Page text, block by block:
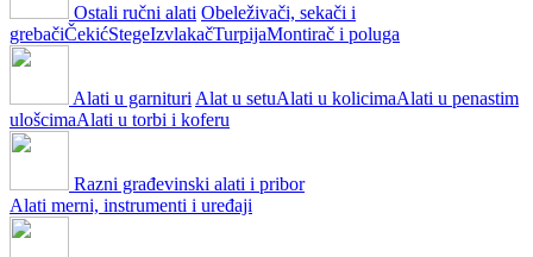
Ostali ručni alati Obeleživači, sekači i
grebačiČekićStegeIzvlakačTurpijaMontirač i poluga
Alati u garnituri Alat u setuAlati u kolicimaAlati u penastim
ulošcimaAlati u torbi i koferu
Razni građevinski alati i pribor
Alati merni, instrumenti i uređaji